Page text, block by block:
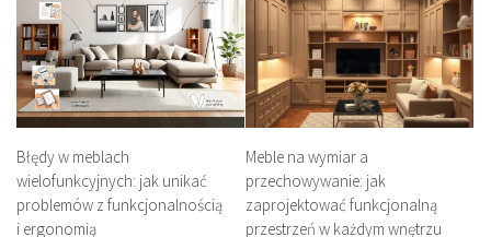
Błędy w meblach
wielofunkcyjnych: jak unikać
problemów z funkcjonalnością
i ergonomią
Meble na wymiar a
przechowywanie: jak
zaprojektować funkcjonalną
przestrzeń w każdym wnętrzu